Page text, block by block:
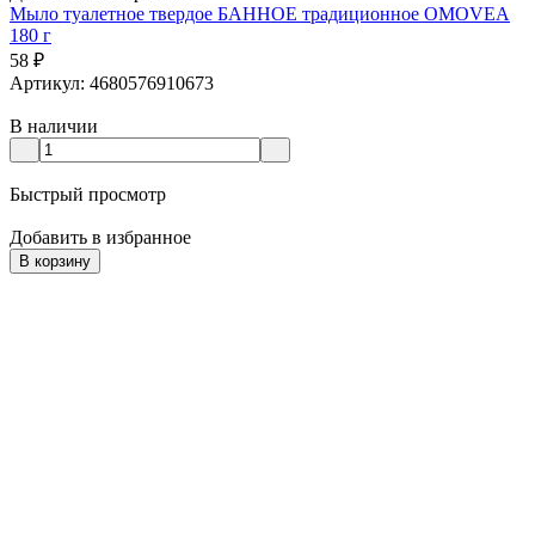
Мыло туалетное твердое БАННОЕ традиционное OMOVEA
180 г
58 ₽
Артикул: 4680576910673
В наличии
Быстрый просмотр
Добавить в избранное
В корзину